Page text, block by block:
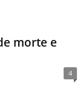
morte e
4